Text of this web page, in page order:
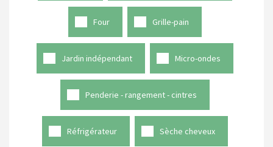
Four Grille-pain
Jardin indépendant Micro-ondes
Penderie - rangement - cintres
Réfrigérateur Sèche cheveux